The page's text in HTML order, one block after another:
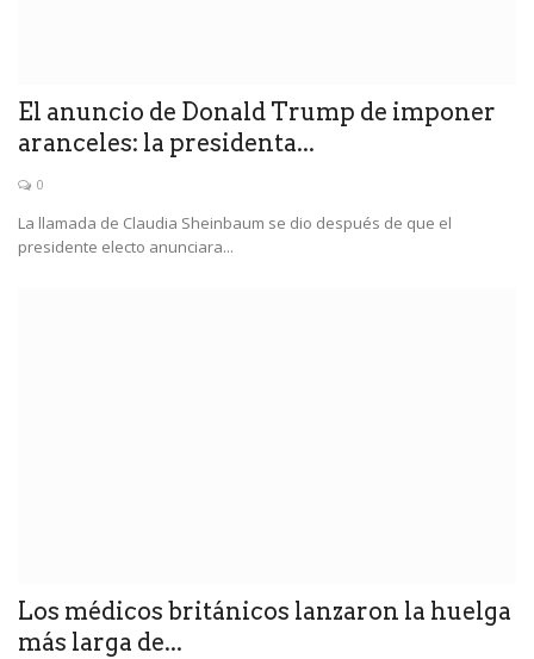
El anuncio de Donald Trump de imponer
aranceles: la presidenta...
0
La llamada de Claudia Sheinbaum se dio después de que el
presidente electo anunciara...
Los médicos británicos lanzaron la huelga
más larga de...